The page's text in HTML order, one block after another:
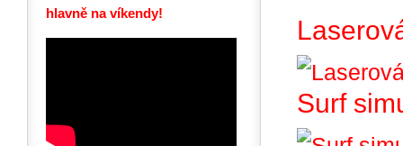
Surf
hlavně na víkendy!